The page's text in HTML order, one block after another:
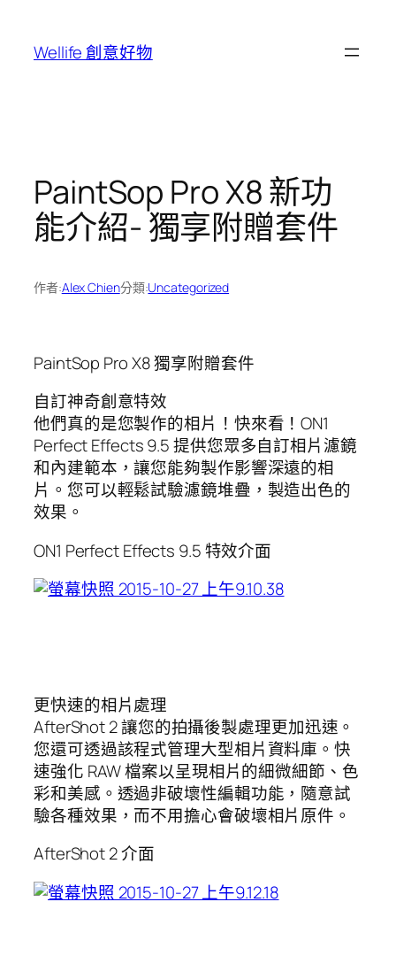
Wellife 創意好物
PaintSop Pro X8 新功
能介紹- 獨享附贈套件
作者:Alex Chien分類:Uncategorized
PaintSop Pro X8 獨享附贈套件
自訂神奇創意特效
他們真的是您製作的相片！快來看！ON1
Perfect Effects 9.5 提供您眾多自訂相片濾鏡
和內建範本，讓您能夠製作影響深遠的相
片。您可以輕鬆試驗濾鏡堆疊，製造出色的
效果。
ON1 Perfect Effects 9.5 特效介面
更快速的相片處理
AfterShot 2 讓您的拍攝後製處理更加迅速。
您還可透過該程式管理大型相片資料庫。快
速強化 RAW 檔案以呈現相片的細微細節、色
彩和美感。透過非破壞性編輯功能，隨意試
驗各種效果，而不用擔心會破壞相片原件。
AfterShot 2 介面